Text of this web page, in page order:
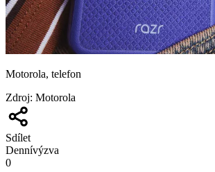
Motorola, telefon
Zdroj: Motorola
Sdílet
Dennívýzva
0